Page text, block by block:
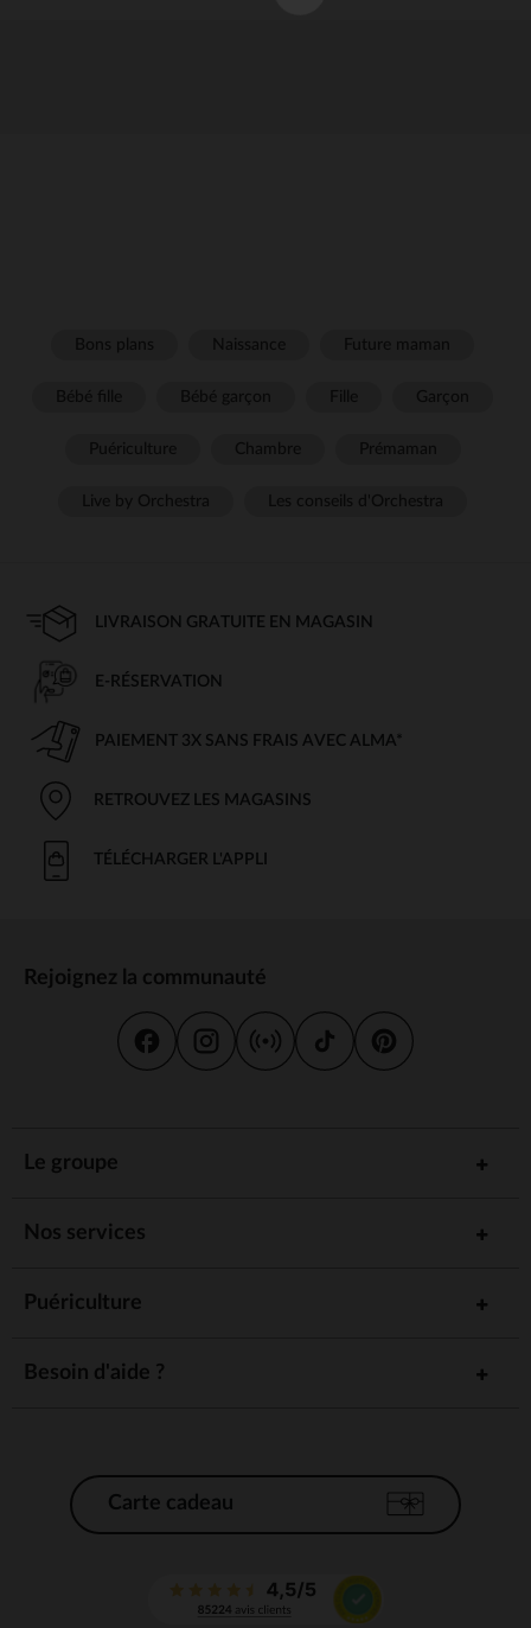
LIVRAISON GRATUITE EN MAGASIN
E-RÉSERVATION
PAIEMENT 3X SANS FRAIS AVEC ALMA*
RETROUVEZ LES MAGASINS
TÉLÉCHARGER L'APPLI
Rejoignez la communauté
Le groupe
Nos services
Puériculture
Besoin d'aide ?
Carte cadeau